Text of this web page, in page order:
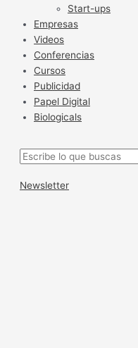
Start-ups
Empresas
Videos
Conferencias
Cursos
Publicidad
Papel Digital
Biologicals
Newsletter